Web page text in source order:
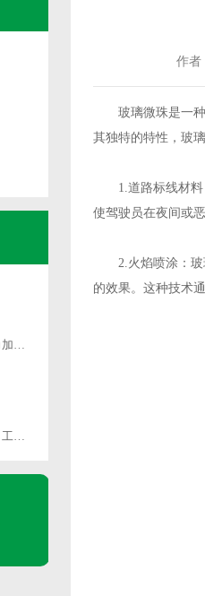
喷砂玻璃珠适合工件去应力加工吗
轮胎平衡珠是怎么工作的？工作原理是什么？
作者
玻璃微珠是一种
其独特的特性，玻
1.道路标线材料
使驾驶员在夜间或
2.火焰喷涂：玻璃
的效果。这种技术